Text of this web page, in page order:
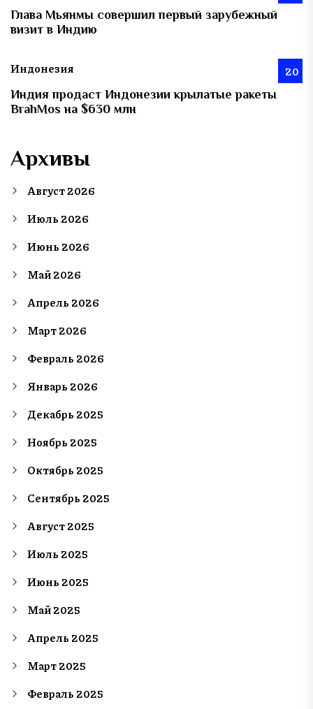
Глава Мьянмы совершил первый зарубежный
визит в Индию
Индонезия 20
Индия продаст Индонезии крылатые ракеты
BrahMos на $630 млн
Архивы
Август 2026
Июль 2026
Июнь 2026
Май 2026
Апрель 2026
Март 2026
Февраль 2026
Январь 2026
Декабрь 2025
Ноябрь 2025
Октябрь 2025
Сентябрь 2025
Август 2025
Июль 2025
Июнь 2025
Май 2025
Апрель 2025
Март 2025
Февраль 2025